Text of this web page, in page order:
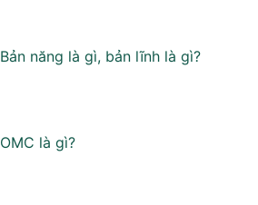
Bản năng là gì, bản lĩnh là gì?
OMC là gì?